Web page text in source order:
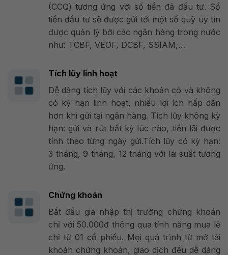
(CCQ) tương ứng với số tiền đã đầu tư. Số
tiền đầu tư sẽ được gửi tới một số quỹ uy tín
được quản lý bởi các ngân hàng trong nước
như: TCBF, VEOF, DCBF, SSIAM,…
Tích lũy linh hoạt
Dễ dàng tích lũy với các khoản có và không
có kỳ hạn linh hoạt, nhiều lợi ích hấp dẫn
hơn khi gửi tại ngân hàng. Tích lũy không kỳ
hạn: gửi và rút bất kỳ lúc nào, tiền lãi được
tính theo từng ngày gửi.Tích lũy có kỳ hạn:
3 tháng, 9 tháng, 12 tháng với lãi suất tương
ứng.
Chứng khoán
Bắt đầu gia nhập thị trường chứng khoán
chỉ với 50.000đ thông qua tính năng mua lẻ
chỉ từ 01 cổ phiếu. Mọi quá trình từ mở tài
khoản chứng khoán, giao dịch đều dễ dàng